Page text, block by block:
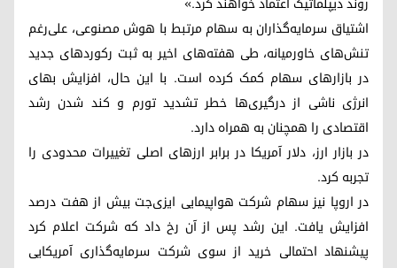
اشتیاق سرمایه‌گذاران به سهام مرتبط با هوش مصنوعی، علی‌رغم
تنش‌های خاورمیانه، طی هفته‌های اخیر به ثبت رکوردهای جدید
در بازارهای سهام کمک کرده است. با این حال، افزایش بهای
انرژی ناشی از درگیری‌ها خطر تشدید تورم و کند شدن رشد
اقتصادی را همچنان به همراه دارد.
در بازار ارز، دلار آمریکا در برابر ارزهای اصلی تغییرات محدودی را
تجربه کرد.
در اروپا نیز سهام شرکت هواپیمایی ایزی‌جت بیش از هفت درصد
افزایش یافت. این رشد پس از آن رخ داد که شرکت اعلام کرد
پیشنهاد احتمالی خرید از سوی شرکت سرمایه‌گذاری آمریکایی